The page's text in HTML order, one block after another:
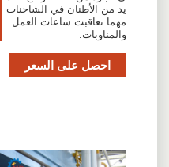
يد من الأطنان في الشاحنات
مهما تعاقبت ساعات العمل
والمناوبات.
احصل على السعر